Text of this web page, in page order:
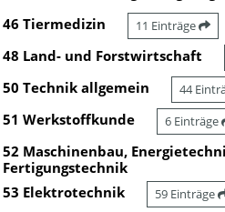
46 Tiermedizin 11 Einträge
48 Land- und Forstwirtschaft
50 Technik allgemein 44
51 Werkstoffkunde 6 Einträge
52 Maschinenbau,
Fertigungstechnik
53 Elektrotechnik 59 Einträge